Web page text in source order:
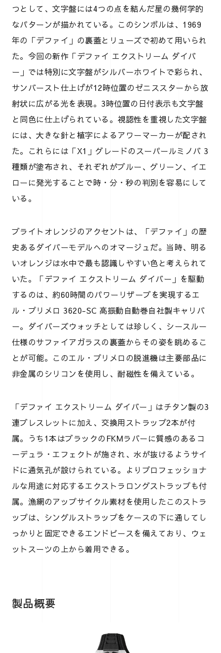
つとして、文字盤には4つの点を結んだ星の幾何学的
なパターンが描かれている。このシンボルは、1969
年の「デファイ」の裏蓋とリューズで初めて用いられ
た。今回の新作「デファイ エクストリーム ダイバ
ー」では特別に文字盤がシルバーホワイトで彩られ、
サンバースト仕上げが12時位置のゼニススターから放
射状に広がる光を表現。3時位置の日付表示も文字盤
と同色に仕上げられている。視認性を重視した文字盤
には、大きな針と植字によるアワーマーカーが配され
た。これらには「X1」グレードのスーパールミノバ 3
種類が塗布され、それぞれがブルー、グリーン、イエ
ローに発光することで時・分・秒の判別を容易にして
いる。
ブライトオレンジのアクセントは、「デファイ」の歴
史あるダイバーモデルへのオマージュだ。当時、明る
いオレンジは水中で最も認識しやすい色と考えられて
いた。「デファイ エクストリーム ダイバー」を駆動
するのは、約60時間のパワーリザーブを実現するエ
ル・プリメロ 3620-SC 高振動自動巻自社製キャリバ
ー。ダイバーズウォッチとしては珍しく、シースルー
仕様のサファイアガラスの裏蓋からその姿を眺めるこ
とが可能。このエル・プリメロの脱進機は主要部品に
非金属のシリコンを使用し、耐磁性を備えている。
「デファイ エクストリーム ダイバー」はチタン製の3
連ブレスレットに加え、交換用ストラップ2本が付
属。うち1本はブラックのFKMラバーに質感のあるコ
ーデュラ・エフェクトが施され、水が抜けるようサイ
ドに通気孔が設けられている。よりプロフェッショナ
ルな用途に対応するエクストラロングストラップも付
属。漁網のアップサイクル素材を使用したこのストラ
ップは、シングルストラップをケースの下に通してし
っかりと固定できるエンドピースを備えており、ウェ
ットスーツの上から着用できる。
製品概要